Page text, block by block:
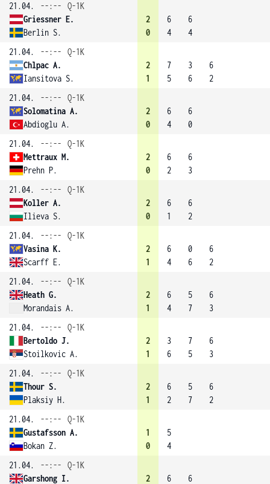
21.04. --:--
Q-1K
Griessner E.
Berlin S.
2
0
6
4
6
4
21.04.
--:--
Q-1K
Chlpac A.
Iansitova S.
2
1
7
5
3
6
6
2
21.04.
--:--
Q-1K
Solomatina A.
Abdioglu A.
2
0
6
4
6
0
21.04.
--:--
Q-1K
Mettraux M.
Prehn P.
2
0
6
2
6
3
21.04.
--:--
Q-1K
Koller A.
Ilieva S.
2
0
6
1
6
2
21.04.
--:--
Q-1K
Vasina K.
Scarff E.
2
1
6
4
0
6
6
2
21.04.
--:--
Q-1K
Heath G.
Morandais A.
2
1
6
4
5
7
6
3
21.04.
--:--
Q-1K
Bertoldo J.
Stoilkovic A.
2
1
3
6
7
5
6
3
21.04.
--:--
Q-1K
Thour S.
Plaksiy H.
2
1
6
2
5
7
6
2
21.04.
--:--
Q-1K
Gustafsson A.
Bokan Z.
1
0
5
4
21.04.
--:--
Q-1K
Garshong I.
2
6
6